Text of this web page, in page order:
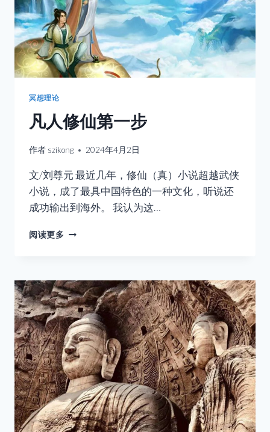
听
课
现
场
记
录
冥想理论
凡人修仙第一步
作者 szikong 2024年4月2日
文/刘尊元 最近几年，修仙（真）小说超越武侠
小说，成了最具中国特色的一种文化，听说还
成功输出到海外。 我认为这…
阅读更多
第
一
步